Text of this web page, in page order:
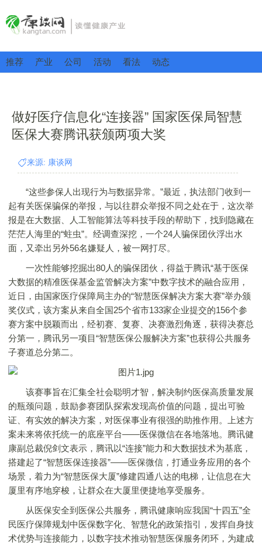
推荐 产业 公司 活动 看法 动态
做好医疗信息化“连接器” 国家医保局智慧
医保大赛腾讯获颁两项大奖
来源: 康谈网
“这些参保人出现行为与数据异常。”最近，执法部门收到一
起有关医保骗保的举报，与以往群众举报不同之处在于，这次举
报是在大数据、人工智能算法等科技手段的帮助下，找到隐藏在
茫茫人海里的“蛀虫”。经调查深挖，一个24人骗保团伙浮出水
面，又牵出另外56名嫌疑人，被一网打尽。
一次性能够挖掘出80人的骗保团伙，得益于腾讯“基于医保
大数据的精准医保基金监管解决方案”中数字技术的融合应用，
近日，由国家医疗保障局主办的“智慧医保解决方案大赛”举办颁
奖仪式，该方案从来自全国25个省市133家企业提交的156个参
赛方案中脱颖而出，经初赛、复赛、决赛激烈角逐，获得决赛总
分第一，腾讯另一项目“智慧医保公服解决方案”也获得公共服务
子赛道总分第二。
该赛事旨在汇集全社会聪明才智，解决制约医保高质量发展
的瓶颈问题，鼓励参赛团队探索发现高价值的问题，提出可验
证、有实效的解决方案，对医保事业有很强的助推作用。上述方
案未来将依托统一的底座平台——医保微信在各地落地。腾讯健
康副总裁倪剑文表示，腾讯以“连接”能力和大数据技术为基底，
搭建起了“智慧医保连接器”——医保微信，打通业务应用的各个
场景，着力为“智慧医保大厦”修建四通八达的电梯，让信息在大
厦里有序地穿梭，让群众在大厦里便捷地享受服务。
从医保安全到医保公共服务，腾讯健康响应我国“十四五”全
民医疗保障规划中医保数字化、智慧化的政策指引，发挥自身技
术优势与连接能力，以数字技术推动智慧医保服务闭环，为建成